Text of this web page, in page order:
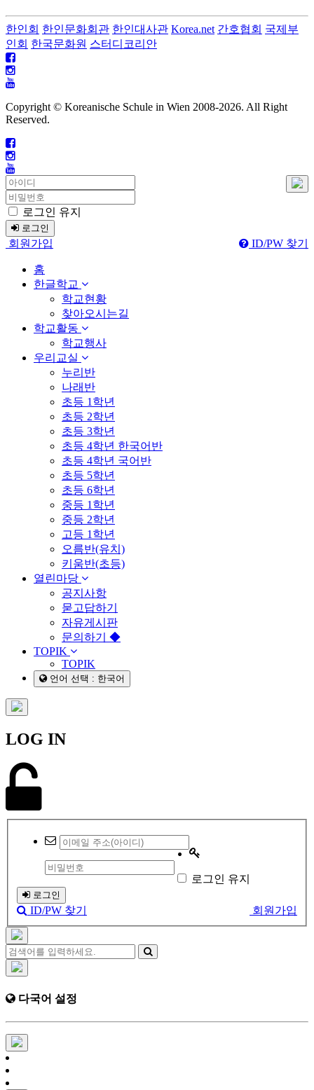
한인회 한인문화회관 한인대사관 Korea.net 간호협회 국제부
인회 한국문화원 스터디코리안
Copyright © Koreanische Schule in Wien 2008-2026. All Right
Reserved.
로그인 유지
로그인
회원가입 ID/PW 찾기
홈
한글학교
학교현황
찾아오시는길
학교활동
학교행사
우리교실
누리반
나래반
초등 1학년
초등 2학년
초등 3학년
초등 4학년 한국어반
초등 4학년 국어반
초등 5학년
초등 6학년
중등 1학년
중등 2학년
고등 1학년
오름반(유치)
키움반(초등)
열린마당
공지사항
묻고답하기
자유게시판
문의하기 ◆
TOPIK
TOPIK
언어 선택 : 한국어
LOG IN
로그인 유지
로그인
회원가입
ID/PW 찾기
다국어 설정